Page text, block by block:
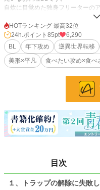
自炊に目覚めた独身フリーターの
ると体力が全回復するタイプの勇
むだけの逆異世界転移もの。
食いしん坊わんこのローグライク
の超ほんわかした感じの話です。
小説 12,044 位 / 228,850
2,824 位 / 31,440 件
24h.ポイント 85 pt
文字数 119,074
初回公開日時 2025.08.18 09:38
HOTランキング 最高32位
24h.ポイント 85pt
6,290
BL
年下攻め 逆異世界転移
美形×平凡
食べたい攻め×食べ
目次
１、トラップの解除に失敗